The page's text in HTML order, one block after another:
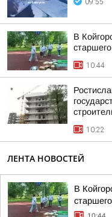
09:55
В
10:44
10:22
ЛЕНТА НОВОСТЕЙ
В